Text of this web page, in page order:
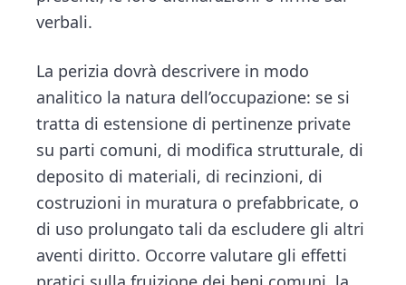
verbali.
La perizia dovrà descrivere in modo
analitico la natura dell’occupazione: se si
tratta di estensione di pertinenze private
su parti comuni, di modifica strutturale, di
deposito di materiali, di recinzioni, di
costruzioni in muratura o prefabbricate, o
di uso prolungato tali da escludere gli altri
aventi diritto. Occorre valutare gli effetti